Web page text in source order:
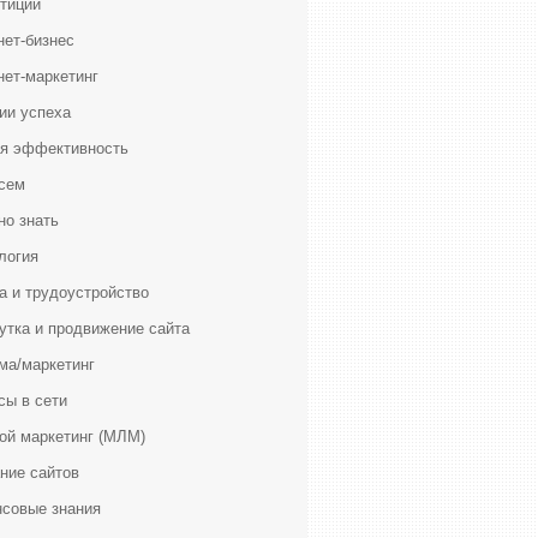
бизнес
маркетинг
успеха
эффективность
знать
и трудоустройство
и продвижение сайта
маркетинг
в сети
маркетинг (МЛМ)
сайтов
знания